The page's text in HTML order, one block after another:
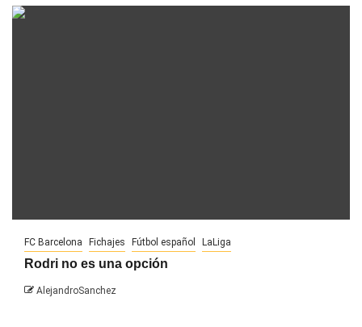
FC Barcelona Fichajes Fútbol español LaLiga
Rodri no es una opción
AlejandroSanchez